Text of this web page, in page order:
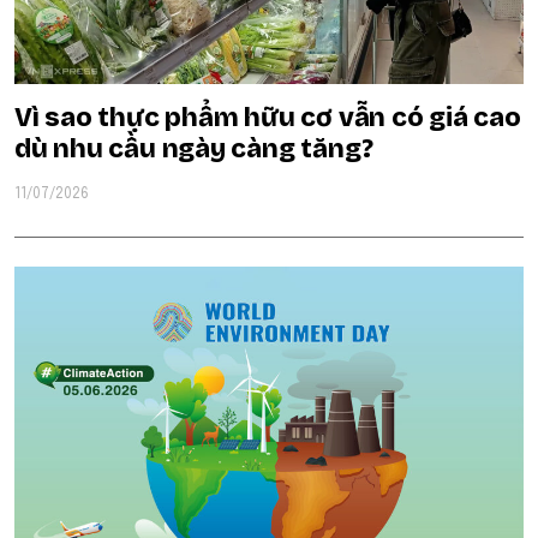
Vì sao thực phẩm hữu cơ vẫn có giá cao
dù nhu cầu ngày càng tăng?
11/07/2026